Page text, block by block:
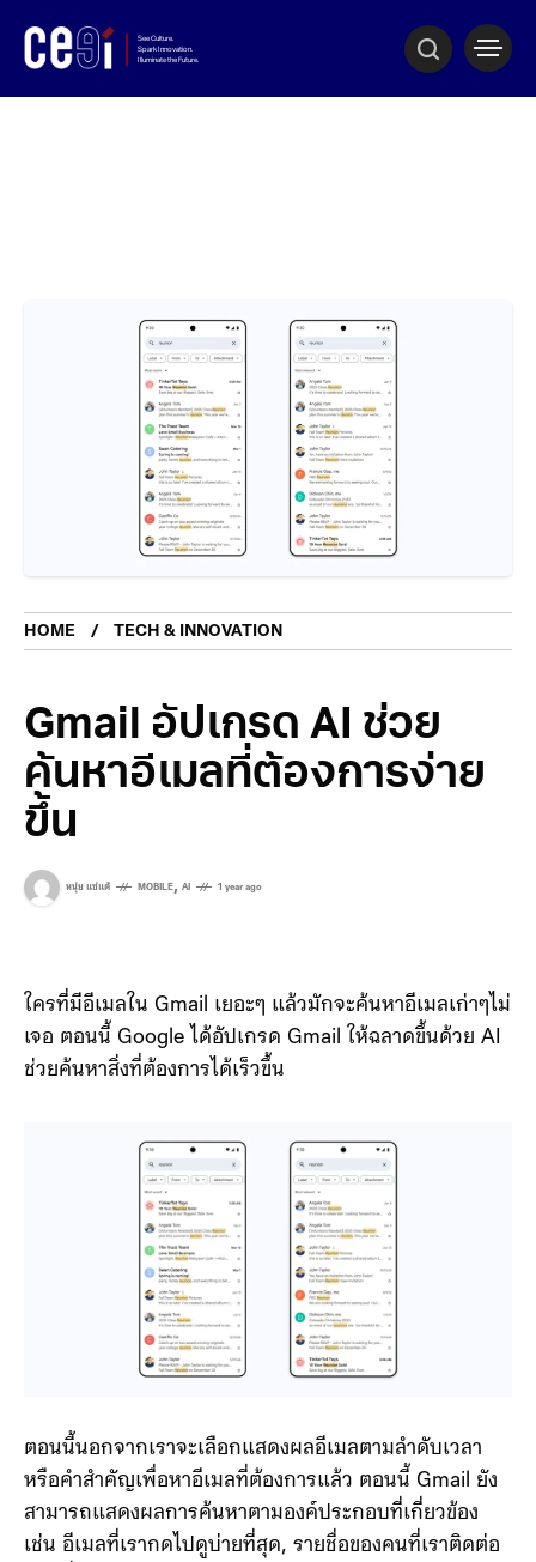
HOME TECH & INNOVATION
Gmail อัปเกรด AI ช่วย
ค้นหาอีเมลที่ต้องการง่าย
ขึ้น
หนุ่ย แซ่แต้ MOBILE, AI 1 year ago
ใครที่มีอีเมลใน Gmail เยอะๆ แล้วมักจะค้นหาอีเมลเก่าๆไม่
เจอ ตอนนี้ Google ได้อัปเกรด Gmail ให้ฉลาดขึ้นด้วย AI
ช่วยค้นหาสิ่งที่ต้องการได้เร็วขึ้น
ตอนนี้นอกจากเราจะเลือกแสดงผลอีเมลตามลำดับเวลา
หรือคำสำคัญเพื่อหาอีเมลที่ต้องการแล้ว ตอนนี้ Gmail ยัง
สามารถแสดงผลการค้นหาตามองค์ประกอบที่เกี่ยวข้อง
เช่น อีเมลที่เรากดไปดูบ่ายที่สุด, รายชื่อของคนที่เราติดต่อ